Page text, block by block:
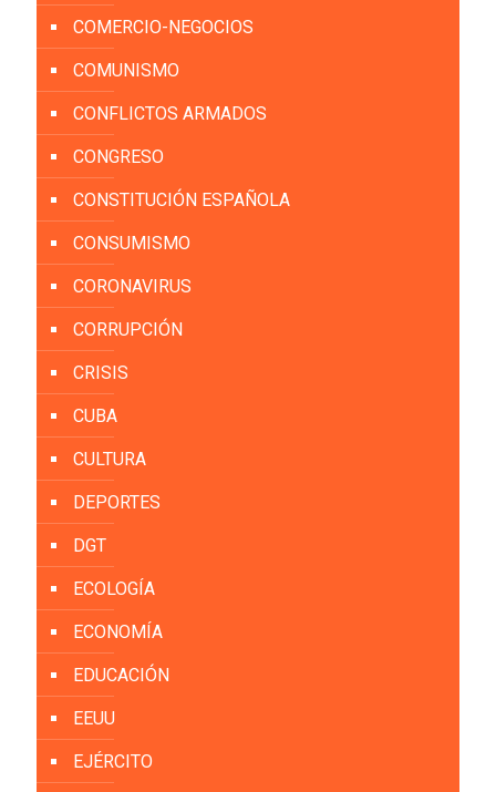
COMERCIO-NEGOCIOS
COMUNISMO
CONFLICTOS ARMADOS
CONGRESO
CONSTITUCIÓN ESPAÑOLA
CONSUMISMO
CORONAVIRUS
CORRUPCIÓN
CRISIS
CUBA
CULTURA
DEPORTES
DGT
ECOLOGÍA
ECONOMÍA
EDUCACIÓN
EEUU
EJÉRCITO